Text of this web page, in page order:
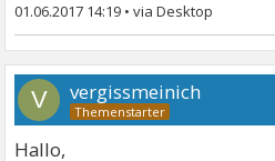
01.06.2017 14:19 •
V vergissmeinich
Hallo,